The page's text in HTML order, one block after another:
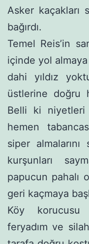
Asker kaçakları
bağırdı.
Temel Reis’in
içinde yol
dahi yıldız
üstlerine doğru
Belli ki niyetleri
hemen
siper
kurşunları
papucun pahalı
geri kaçmaya
Köy korucusu
feryadım ve